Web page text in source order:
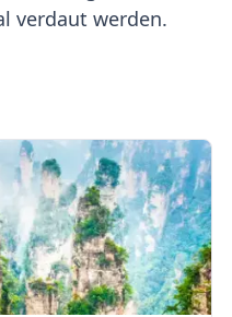
verdaut werden.